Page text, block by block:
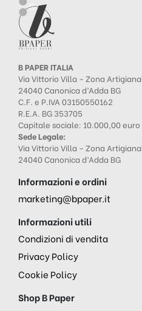
B PAPER ITALIA
Via Vittorio Villa – Zona
24040 Canonica d’Adda BG
C.F. e P.IVA 03150550162
R.E.A. BG 353705
Capitale sociale: 10.000,00 euro
Sede Legale:
Via Vittorio Villa – Zona
24040 Canonica d’Adda BG
Informazioni e ordini
marketing@bpaper.it
Informazioni utili
Condizioni di vendita
Privacy Policy
Cookie Policy
Shop B Paper